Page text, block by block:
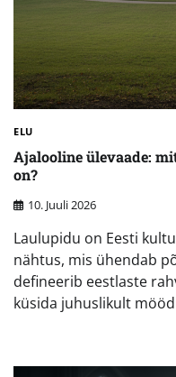
ELU
Ajalooline ülevaade:
on?
10. Juuli 2026
Laulupidu on Eesti
nähtus, mis ühendab
defineerib eestlaste
küsida juhuslikult